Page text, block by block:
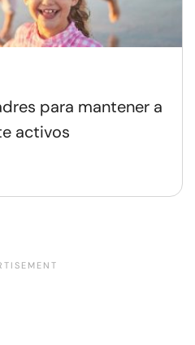
para mantener a
activos